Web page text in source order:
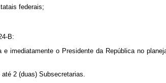
federais;
B:
imediatamente o Presidente da República no
2 (duas) Subsecretarias.